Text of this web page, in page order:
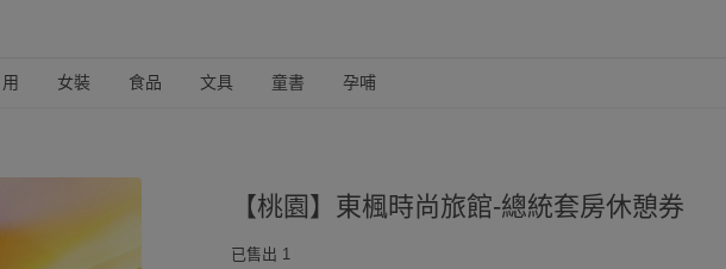
女裝 食品 文具 童書 孕哺
【桃園】東楓時尚旅館-總統套房休憩券
已售出 1